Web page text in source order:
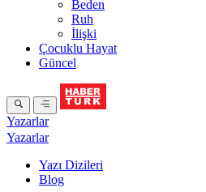
Beden
Ruh
İlişki
Çocuklu Hayat
Güncel
Yazarlar
Yazarlar
Yazı Dizileri
Blog